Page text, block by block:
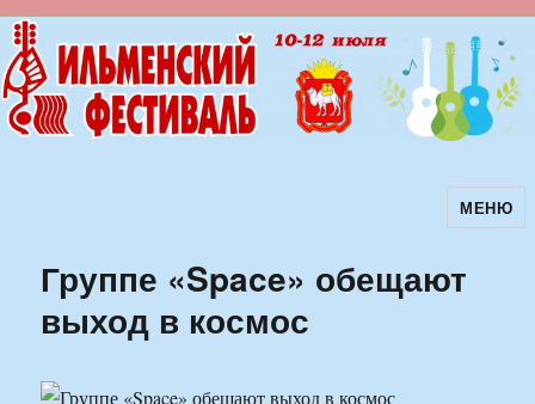
Ильменский фестиваль авторскойМЕНЮ
Группе «Space» обещают
выход в космос